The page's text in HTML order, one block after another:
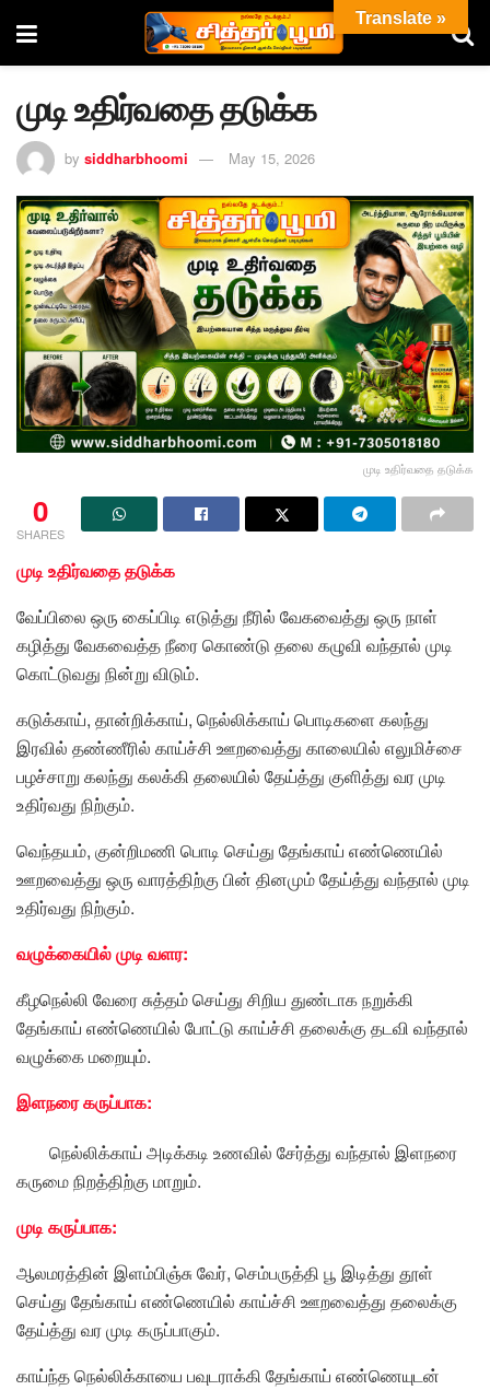
முடி உதிர்வதை தடுக்க
by siddharbhoomi May 15, 2026
முடி உதிர்வதை தடுக்க
0
SHARES
முடி உதிர்வதை தடுக்க
வேப்பிலை ஒரு கைப்பிடி எடுத்து நீரில் வேகவைத்து ஒரு நாள்
கழித்து வேகவைத்த நீரை கொண்டு தலை கழுவி வந்தால் முடி
கொட்டுவது நின்று விடும்.
கடுக்காய், தான்றிக்காய், நெல்லிக்காய் பொடிகளை கலந்து
இரவில் தண்ணீரில் காய்ச்சி ஊறவைத்து காலையில் எலுமிச்சை
பழச்சாறு கலந்து கலக்கி தலையில் தேய்த்து குளித்து வர முடி
உதிர்வது நிற்கும்.
வெந்தயம், குன்றிமணி பொடி செய்து தேங்காய் எண்ணெயில்
ஊறவைத்து ஒரு வாரத்திற்கு பின் தினமும் தேய்த்து வந்தால் முடி
உதிர்வது நிற்கும்.
வழுக்கையில் முடி வளர:
கீழநெல்லி வேரை சுத்தம் செய்து சிறிய துண்டாக நறுக்கி
தேங்காய் எண்ணெயில் போட்டு காய்ச்சி தலைக்கு தடவி வந்தால்
வழுக்கை மறையும்.
இளநரை கருப்பாக:
நெல்லிக்காய் அடிக்கடி உணவில் சேர்த்து வந்தால் இளநரை
கருமை நிறத்திற்கு மாறும்.
முடி கருப்பாக:
ஆலமரத்தின் இளம்பிஞ்சு வேர், செம்பருத்தி பூ இடித்து தூள்
செய்து தேங்காய் எண்ணெயில் காய்ச்சி ஊறவைத்து தலைக்கு
தேய்த்து வர முடி கருப்பாகும்.
காய்ந்த நெல்லிக்காயை பவுடராக்கி தேங்காய் எண்ணெயுடன்
Translate »